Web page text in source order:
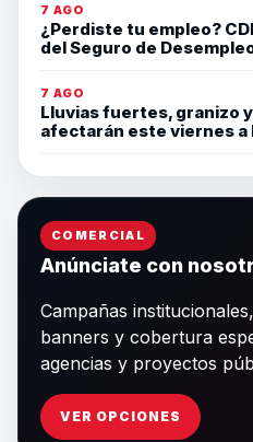
7 AGO
¿Perdiste tu empleo?
del Seguro de
7 AGO
Lluvias fuertes, granizo
afectarán este viernes a
COMERCIAL
Anúnciate con
Campañas
banners y cobertura
agencias y proyectos
VER OPCIONES